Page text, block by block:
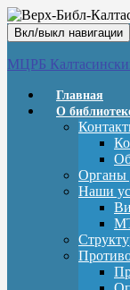
Вкл/выкл навигации
МЦРБ
Главная
О
Органы
Наши